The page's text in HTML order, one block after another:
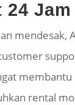
24 Jam
mendesak,
membantu
rental